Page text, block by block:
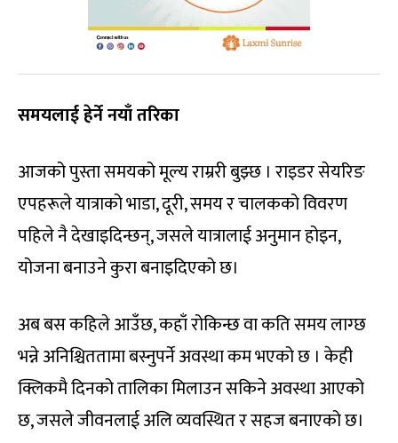
समयलाई हेर्ने नयाँ तरिका
आजको पुस्ता समयको मूल्य राम्ररी बुझ्छ । राइडर सेयरिङ
एपहरूले यात्राको भाडा, दूरी, समय र चालकको विवरण
पहिले नै देखाइदिन्छन्, जसले यात्रालाई अनुमान होइन,
योजना बनाउने कुरा बनाइदिएको छ।
अब बस कहिले आउँछ, कहाँ रोकिन्छ वा कति समय लाग्छ
भन्ने अनिश्चिततामा बस्नुपर्ने अवस्था कम भएको छ । केही
क्लिकमै दिनको तालिका मिलाउन सकिने अवस्था आएको
छ, जसले जीवनलाई अलि व्यवस्थित र सहज बनाएको छ।